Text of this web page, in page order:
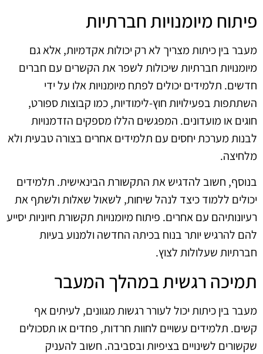
פיתוח מיומנויות חברתיות
מעבר בין כיתות מצריך לא רק יכולות אקדמיות, אלא גם
מיומנויות חברתיות שיכולות לשפר את הקשרים עם חברים
חדשים. תלמידים יכולים לפתח מיומנויות אלו על ידי
השתתפות בפעילויות חוץ-לימודיות, כמו קבוצות ספורט,
חוגים או מועדונים. המפגשים הללו מספקים הזדמנויות
לבנות מערכת יחסים עם תלמידים אחרים בצורה טבעית ולא
מלחיצה.
בנוסף, חשוב להדגיש את התקשורת הבינאישית. תלמידים
יכולים ללמוד כיצד לנהל שיחות, לשאול שאלות ולשתף את
רעיונותיהם עם אחרים. פיתוח מיומנויות תקשורת חיוניות יסייע
להם להרגיש יותר בנוח בכיתה החדשה ולמנוע בעיות
חברתיות שעלולות לצוץ.
תמיכה רגשית במהלך המעבר
מעבר בין כיתות יכול לעורר רגשות מגוונים, לעיתים אף
קשים. תלמידים עשויים לחוות חרדות, פחדים או תסכולים
שקשורים לשינויים בציפיות ובסביבה. חשוב להעניק